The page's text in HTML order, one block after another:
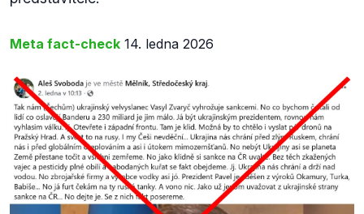
Meta fact-check 14. ledna 2026